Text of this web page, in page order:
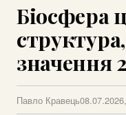
Біосфера
значення
Павло Кравець